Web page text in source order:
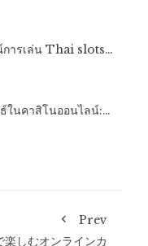
การเล่น Thai slots…
ในคาสิโนออนไลน์:…
Prev
しむオンラインカ